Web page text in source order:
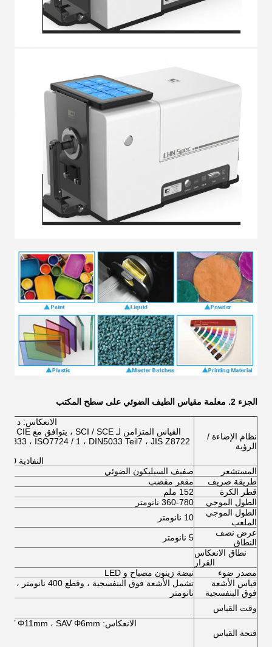
الجزء 2. معلمة مقياس الطيف الضوئي على سطح المكتب
نظام الإضاءة /
الرؤية
الانعكاس: د / 8 (إضاءة منتشرة ، عرض 8 درجات)
النفاذية d / 0 (إضاءة منتشرة ، عرض درجة 0)
المستشعر
صفيف السيليكون الضوئي
طريقة صريف
مقعر مقضب
قطر الكرة
152 ملم
الطول الموجي
360-780 نانومتر
الطول الموجي
الملعب
10 نانومتر
عرض نصف
النطاق
5 نانومتر
نطاق الانعكاس
القرار
مصدر ضوء
نبضة زينون مصباح و LED
قياس الأشعة
فوق البنفسجية
نانومتر
وقت القياس
فتحة القياس
الانعكاس: XLAV Φ30mm ، LAV 18mm ، MAV Φ11mm ، SAV Φ6mm